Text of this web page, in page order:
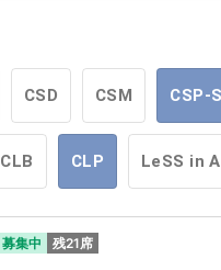
CSD CSM CSP-
CLB CLP LeSS in
募集中 残21席